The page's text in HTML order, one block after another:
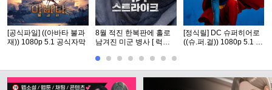
[공식파일] ((아바타 불과
재)) 1080p 5.1 공식자막
8월 적진 한복판에 홀로
남겨진 미군 병사 [ 럭키
완벽자막
[정식릴] DC 슈퍼히어로
((슈.퍼.걸)) 1080p 5.1 공